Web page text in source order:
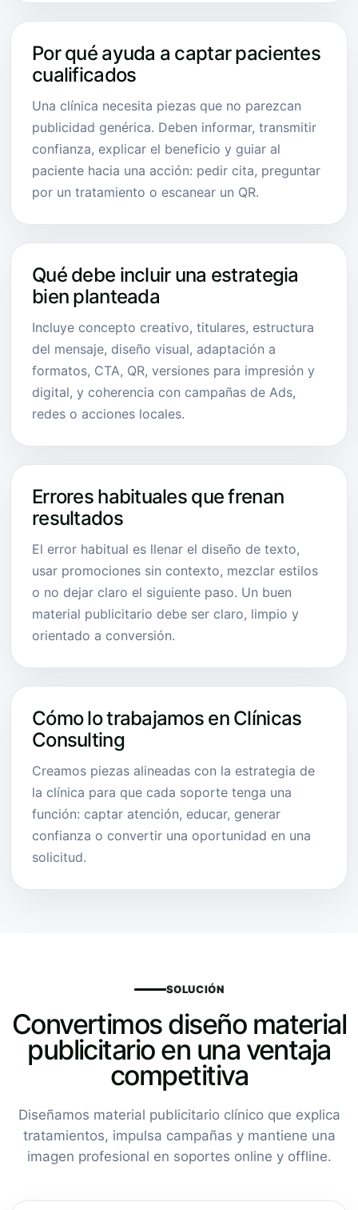
Por qué ayuda a captar pacientes
cualificados
Una clínica necesita piezas que no parezcan
publicidad genérica. Deben informar, transmitir
confianza, explicar el beneficio y guiar al
paciente hacia una acción: pedir cita, preguntar
por un tratamiento o escanear un QR.
Qué debe incluir una estrategia
bien planteada
Incluye concepto creativo, titulares, estructura
del mensaje, diseño visual, adaptación a
formatos, CTA, QR, versiones para impresión y
digital, y coherencia con campañas de Ads,
redes o acciones locales.
Errores habituales que frenan
resultados
El error habitual es llenar el diseño de texto,
usar promociones sin contexto, mezclar estilos
o no dejar claro el siguiente paso. Un buen
material publicitario debe ser claro, limpio y
orientado a conversión.
Cómo lo trabajamos en Clínicas
Consulting
Creamos piezas alineadas con la estrategia de
la clínica para que cada soporte tenga una
función: captar atención, educar, generar
confianza o convertir una oportunidad en una
solicitud.
SOLUCIÓN
Convertimos diseño material
publicitario en una ventaja
competitiva
Diseñamos material publicitario clínico que explica
tratamientos, impulsa campañas y mantiene una
imagen profesional en soportes online y offline.